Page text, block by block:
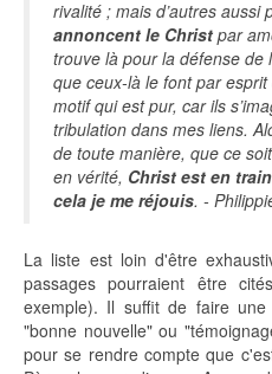
rivalité ; mais d’autres aussi
annoncent le Christ par
trouve là pour la défense de
que ceux-là le font par
motif qui est pur, car ils
tribulation dans mes liens.
de toute manière, que ce
en vérité, Christ est en
cela je me réjouis. -
La liste est loin d'être
passages pourraient être
exemple). Il suffit de faire
"bonne nouvelle" ou
pour se rendre compte que